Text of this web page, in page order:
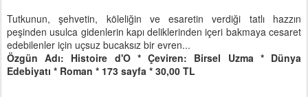
Tutkunun, şehvetin, köleliğin ve esaretin verdiği tatlı hazzın
peşinden usulca gidenlerin kapı deliklerinden içeri bakmaya cesaret
edebilenler için uçsuz bucaksız bir evren...
Özgün Adı: Histoire d'O * Çeviren: Birsel Uzma * Dünya
Edebiyatı * Roman * 173 sayfa * 30,00 TL